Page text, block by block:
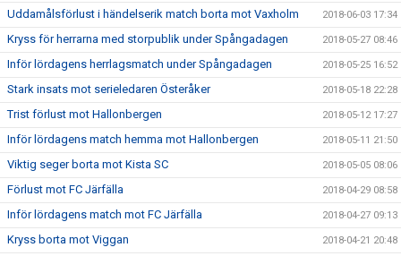
Uddamålsförlust i händelserik match borta mot Vaxholm 2018-06-03 17:34
Kryss för herrarna med storpublik under Spångadagen 2018-05-27 08:46
Inför lördagens herrlagsmatch under Spångadagen 2018-05-25 16:52
Stark insats mot serieledaren Österåker 2018-05-18 22:28
Trist förlust mot Hallonbergen 2018-05-12 17:27
Inför lördagens match hemma mot Hallonbergen 2018-05-11 21:50
Viktig seger borta mot Kista SC 2018-05-05 08:06
Förlust mot FC Järfälla 2018-04-29 08:58
Inför lördagens match mot FC Järfälla 2018-04-27 09:13
Kryss borta mot Viggan 2018-04-21 20:48